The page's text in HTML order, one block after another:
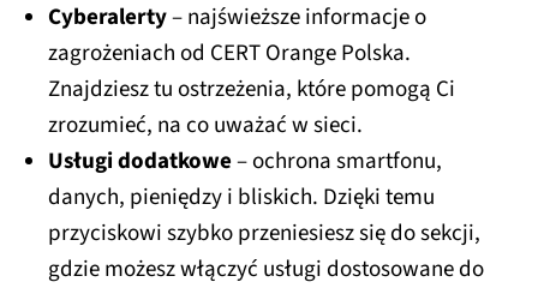
Cyberalerty– najświeższe informacje o
zagrożeniach od CERT Orange Polska.
Znajdziesz tu ostrzeżenia, które pomogą Ci
zrozumieć, na co uważać w sieci.
Usługi dodatkowe– ochrona smartfonu,
danych, pieniędzy i bliskich. Dzięki temu
przyciskowi szybko przeniesiesz się do sekcji,
gdzie możesz włączyć usługi dostosowane do